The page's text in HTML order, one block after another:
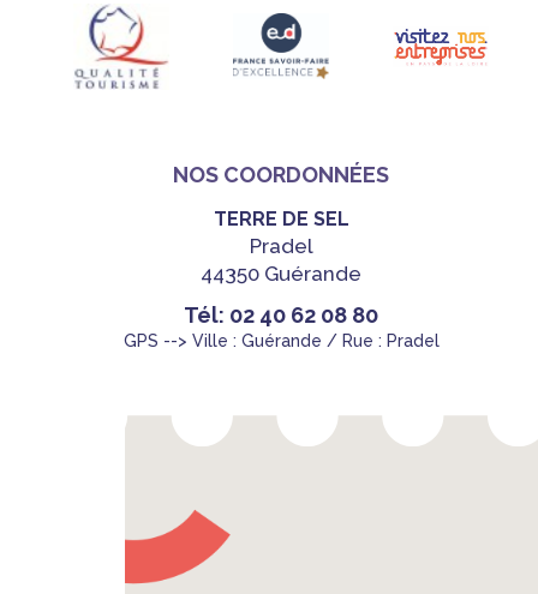
NOS COORDONNÉES
TERRE DE SEL
Pradel
44350 Guérande
Tél: 02 40 62 08 80
GPS --> Ville : Guérande / Rue : Pradel